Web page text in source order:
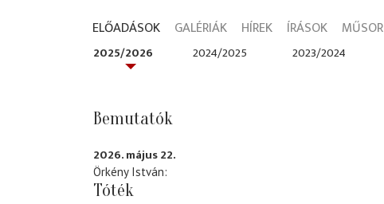
ELŐADÁSOK GALÉRIÁK HÍREK ÍRÁSOK MŰSOR
2025/2026 2024/2025 2023/2024
Bemutatók
2026. május 22.
Örkény István
Tóték